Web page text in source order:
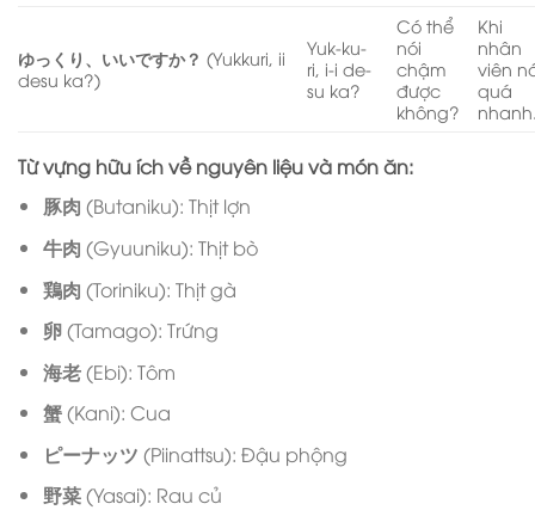
ゆっくり、いいですか？ (Yukkuri, ii
desu ka?)
Yuk-ku-
ri, i-i de-
su ka?
Có thể
nói
chậm
được
không?
Khi
nhân
viên
quá
Từ vựng hữu ích về nguyên liệu và món ăn:
豚肉 (Butaniku): Thịt lợn
牛肉 (Gyuuniku): Thịt bò
鶏肉 (Toriniku): Thịt gà
卵(Tamago): Trứng
海老(Ebi): Tôm
蟹(Kani): Cua
ピーナッツ (Piinattsu): Đậu phộng
野菜(Yasai): Rau củ